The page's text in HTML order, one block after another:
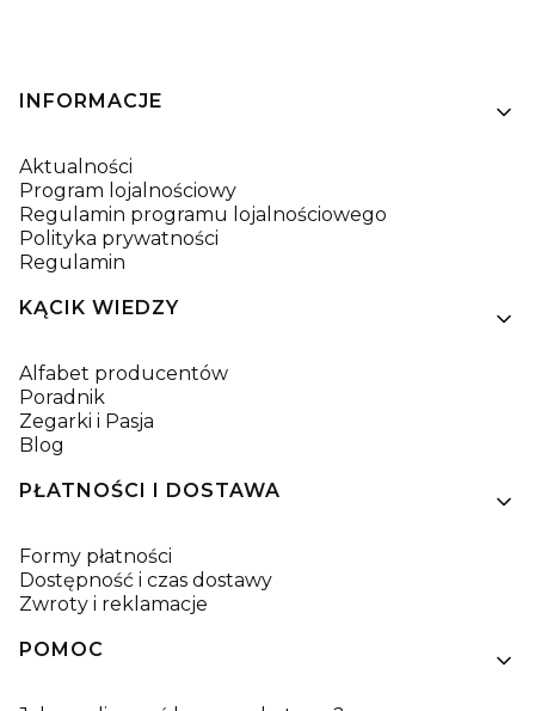
Linki w stopce
INFORMACJE
Aktualności
Program lojalnościowy
Regulamin programu lojalnościowego
Polityka prywatności
Regulamin
KĄCIK WIEDZY
Alfabet producentów
Poradnik
Zegarki i Pasja
Blog
PŁATNOŚCI I DOSTAWA
Formy płatności
Dostępność i czas dostawy
Zwroty i reklamacje
POMOC